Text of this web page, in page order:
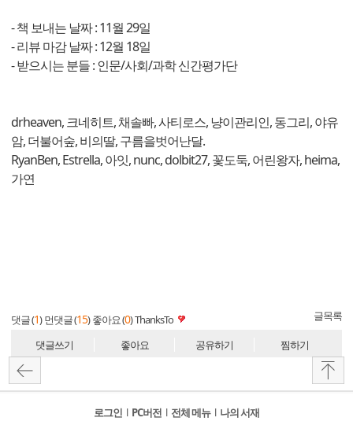
- 책 보내는 날짜 : 11월 29일
- 리뷰 마감 날짜 : 12월 18일
- 받으시는 분들 : 인문/사회/과학 신간평가단
drheaven, 크네히트, 채솔빠, 사티로스, 냥이관리인, 동그리, 야유
암, 더불어숲, 비의딸, 구름을벗어난달.
RyanBen, Estrella, 아잇, nunc, dolbit27, 꽃도둑, 어린왕자, heima,
가연
댓글 (1) 먼댓글 (15) 좋아요 (0)ThanksTo 글목록
댓글쓰기 좋아요 공유하기 찜하기
로그인 l PC버전 l 전체 메뉴 l 나의 서재